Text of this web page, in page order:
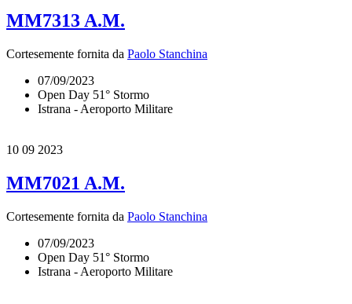
MM7313 A.M.
Cortesemente fornita da Paolo Stanchina
07/09/2023
Open Day 51° Stormo
Istrana - Aeroporto Militare
10 09 2023
MM7021 A.M.
Cortesemente fornita da Paolo Stanchina
07/09/2023
Open Day 51° Stormo
Istrana - Aeroporto Militare